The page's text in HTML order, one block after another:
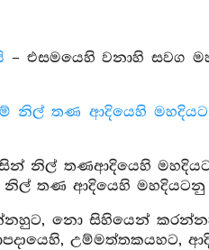
– එසමයෙහි වනාහි සවග
නිල් තණ ආදියෙහි
නිල් තණආදියෙහි
තණ ආදියෙහි මහදියටනු
නො සිහියෙන්
උම්මත්තකයහට,